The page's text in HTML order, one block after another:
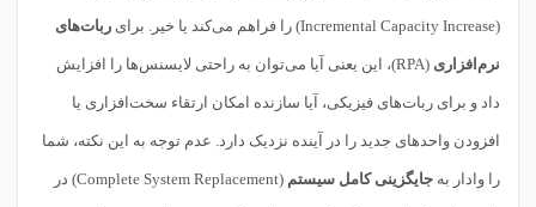
(Incremental Capacity Increase) را فراهم می‌کند یا خیر. برای ربات‌های
نرم‌افزاری (RPA)، این یعنی آیا می‌توان به راحتی لایسنس‌ها را افزایش
داد و برای ربات‌های فیزیکی، آیا سازنده امکان ارتقاء سخت‌افزاری یا
افزودن واحدهای جدید را در آینده نزدیک دارد. عدم توجه به این نکته، شما
را وادار به جایگزینی کامل سیستم (Complete System Replacement) در